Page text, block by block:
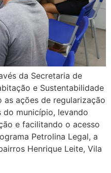
da Secretaria de
e Sustentabilidade
as ações de regularização
município, levando
e facilitando o acesso
Petrolina Legal, a
Henrique Leite, Vila